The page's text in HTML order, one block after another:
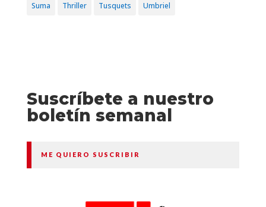
Suma Thriller Tusquets Umbriel
Suscríbete a nuestro
boletín semanal
ME QUIERO SUSCRIBIR